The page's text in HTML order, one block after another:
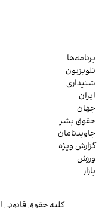
برنامه‌ها
تلویزیون
شنیداری
ایران
جهان
حقوق بشر
جاویدنامان
گزارش ویژه
ورزش
بازار
کلیه حقوق